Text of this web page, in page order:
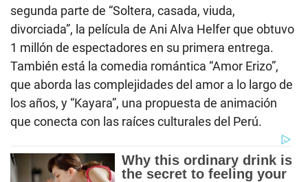
segunda parte de “Soltera, casada, viuda,
divorciada”, la película de Ani Alva Helfer que obtuvo
1 millón de espectadores en su primera entrega.
También está la comedia romántica “Amor Erizo”,
que aborda las complejidades del amor a lo largo de
los años, y “Kayara”, una propuesta de animación
que conecta con las raíces culturales del Perú.